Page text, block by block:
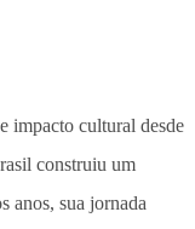
impacto cultural desde
construiu um
anos, sua jornada